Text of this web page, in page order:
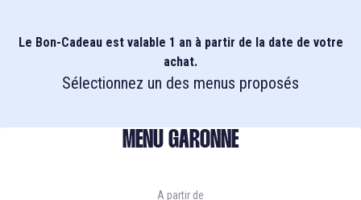
Notre bateau-restaurant Sicambre vous accueille pour un déjeuner
croisière autour d'une cuisine régionale élaborée à bord par notre équipe
de restauration. Au fil de l'eau et des saveurs, vous découvrirez la ville et
son architecture classée patrimoine mondial UNESCO, des ponts
pourez sélectionner un placement fenêtre lors de votre
Le Bon-Cadeau est valable 1 an à partir de la date de votre
achat.
Sélectionnez un des menus proposés
A partir de
MENU GARONNE